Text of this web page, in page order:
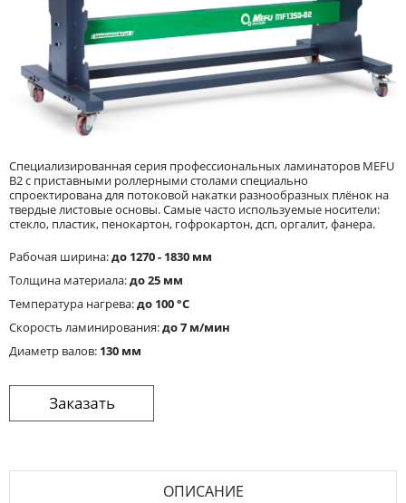
Специализированная серия профессиональных ламинаторов MEFU
B2 с приставными роллерными столами специально
спроектирована для потоковой накатки разнообразных плёнок на
твердые листовые основы. Самые часто используемые носители:
стекло, пластик, пенокартон, гофрокартон, дсп, оргалит, фанера.
Рабочая ширина:до 1270 - 1830 мм
Толщина материала:до 25 мм
Температура нагрева:до 100 °С
Скорость ламинирования:до 7 м/мин
Диаметр валов: 130 мм
ОПИСАНИЕ